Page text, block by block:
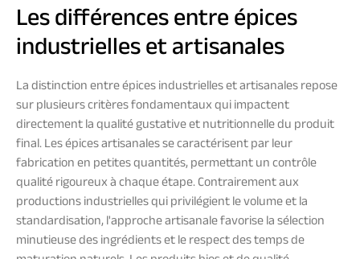
Les différences entre épices
industrielles et artisanales
La distinction entre épices industrielles et artisanales repose
sur plusieurs critères fondamentaux qui impactent
directement la qualité gustative et nutritionnelle du produit
final. Les épices artisanales se caractérisent par leur
fabrication en petites quantités, permettant un contrôle
qualité rigoureux à chaque étape. Contrairement aux
productions industrielles qui privilégient le volume et la
standardisation, l'approche artisanale favorise la sélection
minutieuse des ingrédients et le respect des temps de